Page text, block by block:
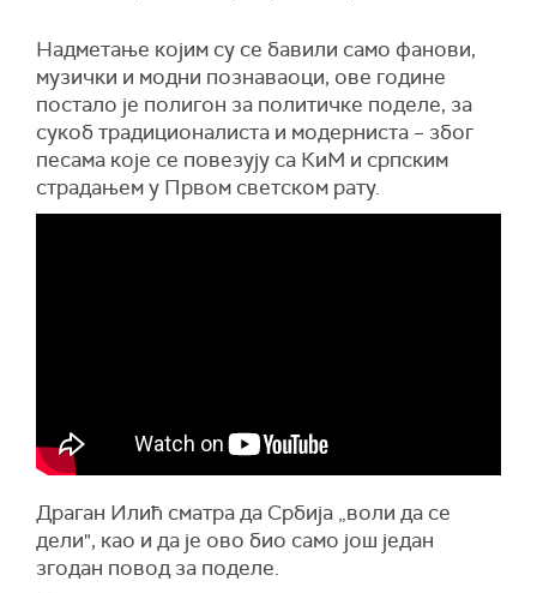
Надметање којим су се бавили само фанови,
музички и модни познаваоци, ове године
постало је полигон за политичке поделе, за
сукоб традиционалиста и модерниста – због
песама које се повезују са КиМ и српским
страдањем у Првом светском рату.
Драган Илић сматра да Србија „воли да се
дели", као и да је ово био само још један
згодан повод за поделе.